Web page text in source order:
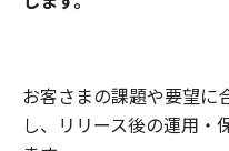
お客さまの課題や要望に
し、リリース後の運用・